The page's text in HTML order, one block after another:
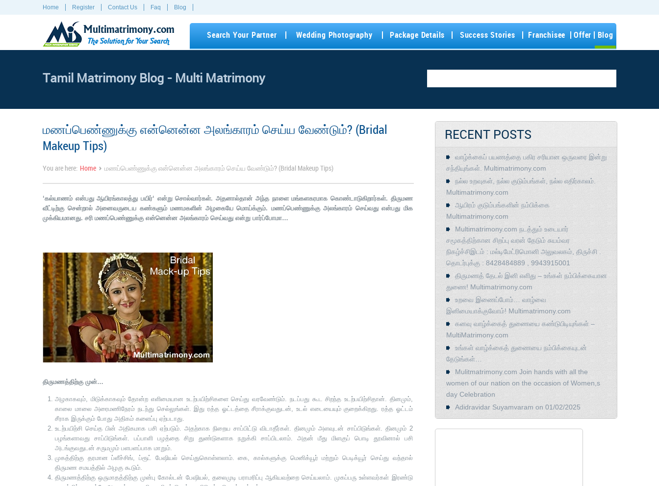
Home Register Contact Us Faq Blog
Multimatrimony.com
The Solution for Your Search
Search Your Partner Wedding Photography Package Details Success Stories Franchisee Offer Blog
Tamil Matrimony Blog - Multi Matrimony
மணப்பெண்ணுக்கு என்னென்ன அலங்காரம் செய்ய வேண்டும்? (Bridal
Makeup Tips)
You are here: Home › மணப்பெண்ணுக்கு என்னென்ன அலங்காரம் செய்ய வேண்டும்? (Bridal Makeup Tips)
‘கல்யாணம் என்பது ஆயிரங்காலத்து பயிர்‘ என்று சொல்வார்கள். அதனால்தான் அந்த நாளை மங்களகரமாக கொண்டாடுகிறார்கள். திருமண
வீட்டிற்கு சென்றால் அனைவருடைய கண்களும் மணமகளின் அழகையே மொய்க்கும். மணப்பெண்ணுக்கு அலங்காரம் செய்வது என்பது மிக
முக்கியமானது. சரி மணப்பெண்ணுக்கு என்னென்ன அலங்காரம் செய்வது என்று பார்ப்போமா…
திருமணத்திற்கு முன்…
அழகாகவும், மிடுக்காகவும் தோன்ற எளிமையான உடற்பயிற்சிகளை செய்து வரவேண்டும். நடப்பது கூட சிறந்த உடற்பயிற்சிதான். தினமும்,
காலை மாலை அரைமணிநேரம் நடந்து செல்லுங்கள். இது ரத்த ஓட்டத்தை சீராக்குவதுடன், உடல் எடையையும் குறைக்கிறது. ரத்த ஓட்டம்
சீராக இருக்கும் போது அதிகம் களைப்பு ஏற்படாது.
உடற்பயிற்சி செய்த பின் அதிகமாக பசி ஏற்படும். அதற்காக நிறைய சாப்பிட்டு விடாதீர்கள். தினமும் அளவுடன் சாப்பிடுங்கள். தினமும் 2
பழங்களாவது சாப்பிடுங்கள். பப்பாளி பழத்தை சிறு துண்டுகளாக நறுக்கி சாப்பிடலாம். அதன் மீது மிளகுப் பொடி தூவினால் பசி
அடங்குவதுடன் சருமமும் பளபளப்பாக மாறும்.
முகத்திற்கு தரமான ப்ளீச்சிங், ப்ரூட் பேஷியல் செய்துகொள்ளலாம். கை, கால்களுக்கு மெனிக்யூர் மற்றும் பெடிக்யூர் செய்து வந்தால்
திருமண சமயத்தில் அழகு கூடும்.
திருமணத்திற்கு ஒருமாதத்திற்கு முன்பு கோல்டன் பேஷியல், தலைமுடி பராமரிப்பு ஆகியவற்றை செய்யலாம். முகப்பரு உள்ளவர்கள் இரண்டு
RECENT POSTS
வாழ்க்கைப் பயணத்தை பகிர சரியான ஒருவரை இன்று
சந்தியுங்கள். Multimatrimony.com
நல்ல உறவுகள், நல்ல குடும்பங்கள், நல்ல எதிர்காலம்.
Multimatrimony.com
ஆயிரம் குடும்பங்களின் நம்பிக்கை
Multimatrimony.com
Multimatrimony.com நடத்தும் உடையார்
சமூகத்திற்கான சிறப்பு வரன் தேடும் சுயம்வர
நிகழ்ச்சிஇடம் : மல்டிமேட்ரிமொனி அலுவலகம், திருச்சி .
தொடர்புக்கு : 8428484889 , 9943915001
திருமணத் தேடல் இனி எளிது – உங்கள் நம்பிக்கையான
துணை! Multimatrimony.com
உறவை இணைப்போம்… வாழ்வை
இனிமையாக்குவோம்! Multimatrimony.com
கனவு வாழ்க்கைத் துணையை கண்டுபிடியுங்கள் –
MultiMatrimony.com
உங்கள் வாழ்க்கைத் துணையை நம்பிக்கையுடன்
தேடுங்கள்…
Mulitmatrimony.com Join hands with all the
women of our nation on the occasion of Women,s
day Celebration
Adidravidar Suyamvaram on 01/02/2025